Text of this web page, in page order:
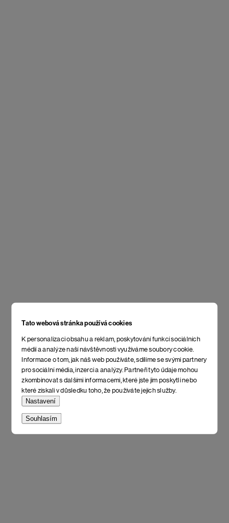
Tato webová stránka používá cookies
K personalizaci obsahu a reklam, poskytování funkcí sociálních
médií a analýze naší návštěvnosti využíváme soubory cookie.
Informace o tom, jak náš web používáte, sdílíme se svými partnery
pro sociální média, inzerci a analýzy. Partneři tyto údaje mohou
zkombinovat s dalšími informacemi, které jste jim poskytli nebo
které získali v důsledku toho, že používáte jejich služby.
Nastavení
Souhlasím